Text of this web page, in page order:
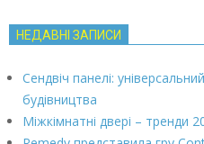
НЕДАВНІ ЗАПИСИ
Сендвіч панелі:
будівництва
Міжкімнатні двері – тренди